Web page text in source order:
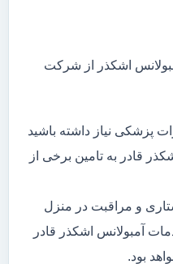
اشکذر از شرکت
پزشکی نیاز داشته باشید
قادر به تامین برخی از
و مراقبت در منزل
آمبولانس اشکذر قادر
بود.